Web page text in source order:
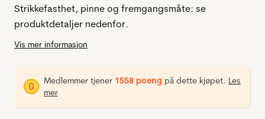
Strikkefasthet, pinne og fremgangsmåte: se
produktdetaljer nedenfor.
Vis mer informasjon
Medlemmer tjener 1558 poeng på dette kjøpet. Les
mer